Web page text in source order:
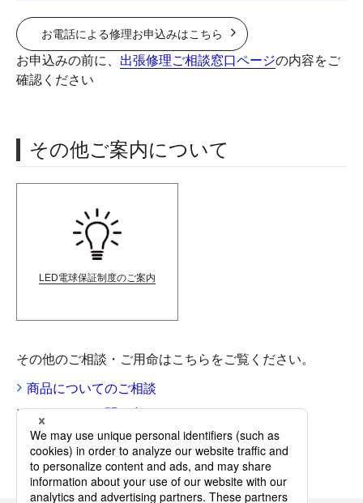
お電話による修理お申込みはこちら
お申込みの前に、 出張修理ご相談窓口ページの内容をご
確認ください
その他ご案内について
LED電球保証制度のご案内
その他のご相談・ご用命はこちらをご覧ください。
商品についてのご相談
メールでのお問い合わせ
消耗品・交換部品のご用命は